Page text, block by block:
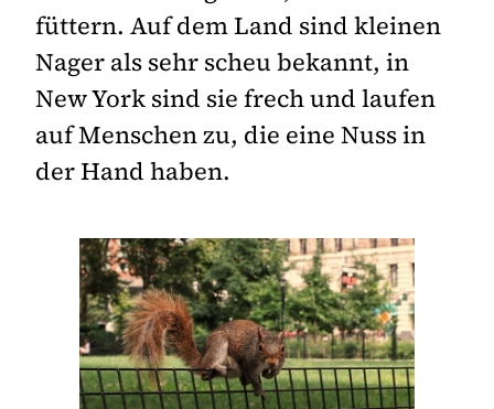
füttern. Auf dem Land sind kleinen
Nager als sehr scheu bekannt, in
New York sind sie frech und laufen
auf Menschen zu, die eine Nuss in
der Hand haben.